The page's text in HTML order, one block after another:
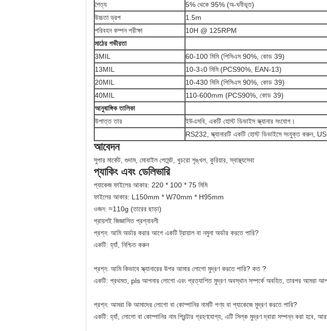
শৈত্য
5% থেকে 95% (অ-ঘনীভূত)
উচ্চতা ড্রপ
1.5m
পরিবহন কম্পন পরীক্ষা
10H @ 125RPM
মাঠের গভীরতা
3MIL
60-100 মিমি (পিসিএস 90%, কোড 39)
13MIL
10-3২0 মিমি (PCS90%, EAN-13)
20MIL
10-430 মিমি (পিসিএস 90%, কোড 39)
40MIL
110-600mm (PCS90%, কোড 39)
আনুষাঙ্গিক তালিকা
উপাত্ত তার
ইউএসবি, একটি হোস্ট ডিভাইস স্ক্যানার সংযোগ।
RS232, স্ক্যানারটি একটি হোস্ট ডিভাইসে সংযুক্ত করুন,
আবেদন
সুপার মার্কেট, গুদাম, মোবাইল পেমেন্ট, খুচরো শৃঙ্খল, কুরিয়ার, স্বাস্থ্যসেবা
প্যাকিং এবং ডেলিভারি
প্যাকেজ ফাইলের আকার: 220 * 100 * 75 মিমি
ফাইলের আকার: L150mm * W70mm * H95mm
ওজন: ≈110g (তারের ছাড়া)
প্রায়শই জিজ্ঞাসিত প্রশ্নাবলী
প্রশ্ন: আমি অর্ডার করার আগে একটি ট্রায়াল বা নমুনা অর্ডার করতে পারি?
একটি: হ্যাঁ, নিশ্চিত করুন
প্রশ্ন: আমি কিভাবে স্ক্যানারের উপর আমার লোগো মুদ্রণ করতে পারি? কত ?
একটি: প্রথমত, pls আপনার লোগো এবং প্রত্যাশিত মুদ্রণ অবস্থান সম্পর্কে অবহিত, তারপর আমরা
প্রশ্ন: আমরা কি আমাদের লোগো বা কোম্পানির নামটি পণ্য বা প্যাকেজে মুদ্রণ করতে পারি?
একটি: হ্যাঁ, লোগো বা কোম্পানির নাম প্রিন্টার গ্রহণযোগ্য, এটি সিল্ক মুদ্রণ দ্বারা সম্পন্ন করা হবে,